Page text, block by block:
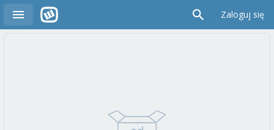
Zaloguj się